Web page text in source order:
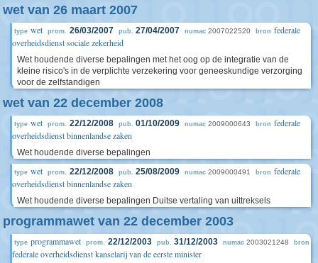
wet van 26 maart 2007
type wet prom. 26/03/2007 pub. 27/04/2007 numac 2007022520 bron federale
overheidsdienst sociale zekerheid
Wet houdende diverse bepalingen met het oog op de integratie van de
kleine risico's in de verplichte verzekering voor geneeskundige verzorging
voor de zelfstandigen
wet van 22 december 2008
type wet prom. 22/12/2008 pub. 01/10/2009 numac 2009000643 bron federale
overheidsdienst binnenlandse zaken
Wet houdende diverse bepalingen
type wet prom. 22/12/2008 pub. 25/08/2009 numac 2009000491 bron federale
overheidsdienst binnenlandse zaken
Wet houdende diverse bepalingen Duitse vertaling van uittreksels
programmawet van 22 december 2003
type programmawet prom. 22/12/2003 pub. 31/12/2003 numac 2003021248 bron
federale overheidsdienst kanselarij van de eerste minister